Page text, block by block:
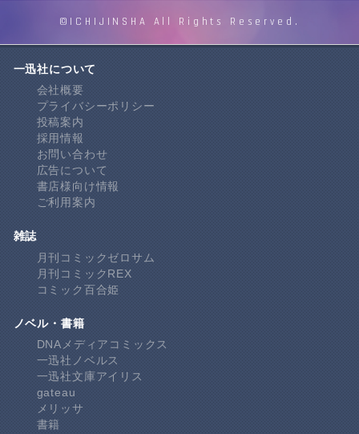
©ICHIJINSHA All Rights Reserved.
一迅社について
会社概要
プライバシーポリシー
投稿案内
採用情報
お問い合わせ
広告について
書店様向け情報
ご利用案内
雑誌
月刊コミックゼロサム
月刊コミックREX
コミック百合姫
ノベル・書籍
DNAメディアコミックス
一迅社ノベルス
一迅社文庫アイリス
gateau
メリッサ
書籍